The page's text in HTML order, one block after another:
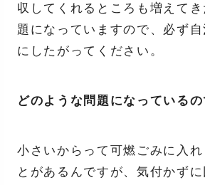
収してくれるところも増えて
題になっていますので、必ず
にしたがってください。
どのような問題になっているの
小さいからって可燃ごみに入
とがあるんですが、気付かず